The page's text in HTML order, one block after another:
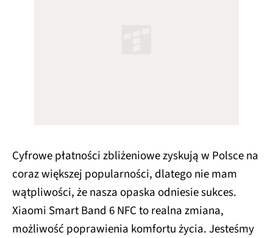
Cyfrowe płatności zbliżeniowe zyskują w Polsce na
coraz większej popularności, dlatego nie mam
wątpliwości, że nasza opaska odniesie sukces.
Xiaomi Smart Band 6 NFC to realna zmiana,
możliwość poprawienia komfortu życia. Jesteśmy